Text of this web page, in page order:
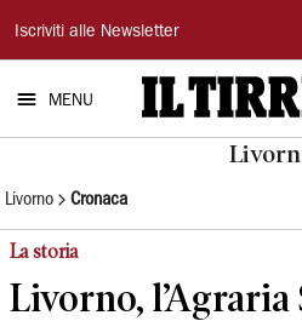
Il
Tirreno
Iscriviti alle Newsletter
MENU
Livorno Cronaca
La storia
Livorno,